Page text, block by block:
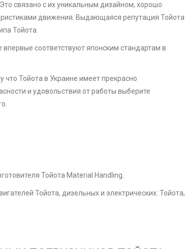
связано с их уникальным дизайном, хорошо
движения. Выдающаяся репутация Тойота
Тойота.
соответствуют японским стандартам в
что Тойота в Украине имеет прекрасно
и удовольствия от работы выберите
Тойота Material Handling.
Тойота, дизельных и электрических: Тойота,